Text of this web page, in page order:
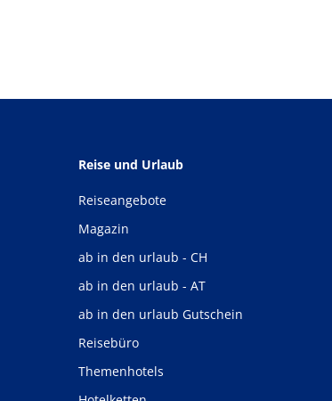
Reise und Urlaub
Reiseangebote
Magazin
ab in den urlaub - CH
ab in den urlaub - AT
ab in den urlaub Gutschein
Reisebüro
Themenhotels